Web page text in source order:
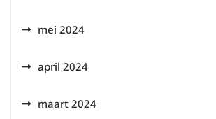
mei 2024
april 2024
maart 2024